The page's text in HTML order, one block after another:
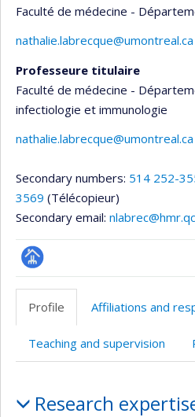
Faculté de médecine -
nathalie.labrecque@umontreal.ca
Professeure titulaire
Faculté de médecine -
infectiologie et immunologie
nathalie.labrecque@umontreal.ca
Secondary numbers: 514 252-
3569 (Télécopieur)
Secondary email:
Page
professionnelle
Profile Affiliations and
Teaching and supervision
Research